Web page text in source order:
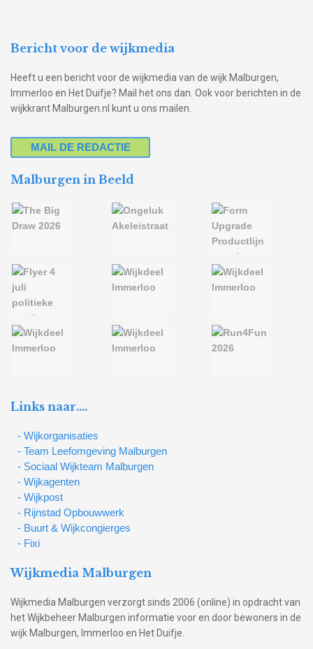
Bericht voor de wijkmedia
Heeft u een bericht voor de wijkmedia van de wijk Malburgen,
Immerloo en Het Duifje? Mail het ons dan. Ook voor berichten in de
wijkkrant Malburgen.nl kunt u ons mailen.
MAIL DE REDACTIE
Malburgen in Beeld
Links naar….
- Wijkorganisaties
- Team Leefomgeving Malburgen
- Sociaal Wijkteam Malburgen
- Wijkagenten
- Wijkpost
- Rijnstad Opbouwwerk
- Buurt & Wijkcongierges
- Fixi
Wijkmedia Malburgen
Wijkmedia Malburgen verzorgt sinds 2006 (online) in opdracht van
het Wijkbeheer Malburgen informatie voor en door bewoners in de
wijk Malburgen, Immerloo en Het Duifje.